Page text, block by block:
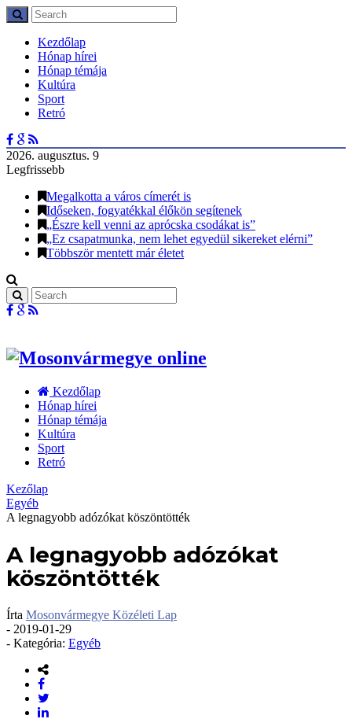
Kezdőlap
Hónap hírei
Hónap témája
Kultúra
Sport
Retró
2026. augusztus. 9
Legfrissebb
Megalkotta a város címerét is
Időseken, fogyatékkal élőkön segítenek
„Észre kell venni az aprócska csodákat is”
„Ez csapatmunka, nem lehet egyedül sikereket elérni”
Többször mentett már életet
Kezdőlap
Hónap hírei
Hónap témája
Kultúra
Sport
Retró
Kezőlap
Egyéb
A legnagyobb adózókat köszöntötték
A legnagyobb adózókat
köszöntötték
Írta Mosonvármegye Közéleti Lap
- 2019-01-29
- Kategória: Egyéb